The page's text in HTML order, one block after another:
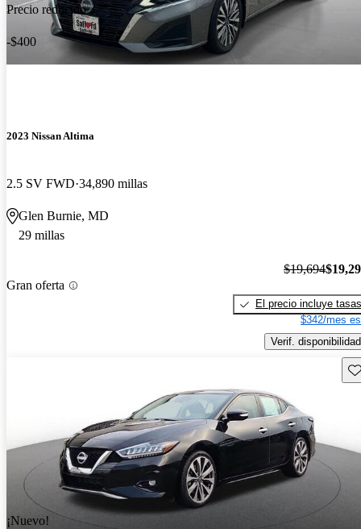
Precio reducido
-$400
2023 Nissan Altima
2.5 SV FWD 34,890 millas
Glen Burnie, MD
29 millas
Gran oferta
$19,694
El precio incluye tasas
$342/mes
Verif. disponibilidad
¡Nuevo!